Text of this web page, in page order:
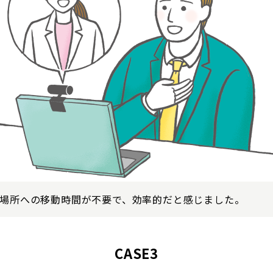
所への移動時間が不要で、効率的だと感じました。
CASE3